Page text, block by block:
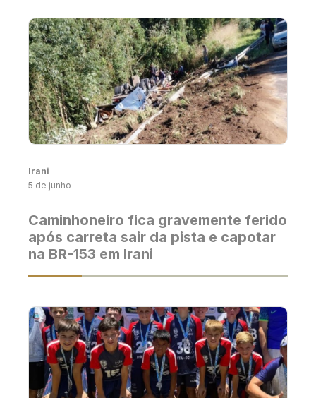
Irani
5 de junho
Caminhoneiro fica gravemente ferido
após carreta sair da pista e capotar
na BR-153 em Irani